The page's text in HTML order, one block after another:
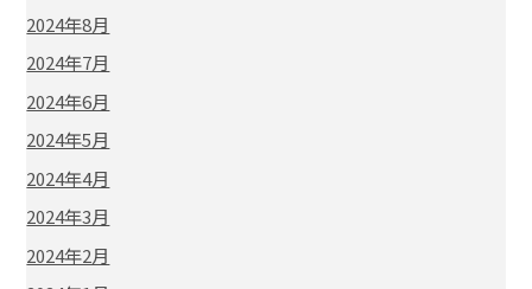
2024年8月
2024年7月
2024年6月
2024年5月
2024年4月
2024年3月
2024年2月